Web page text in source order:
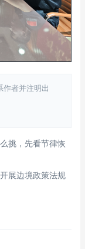
作者并注明出
挑，先看节律恢
展边境政策法规